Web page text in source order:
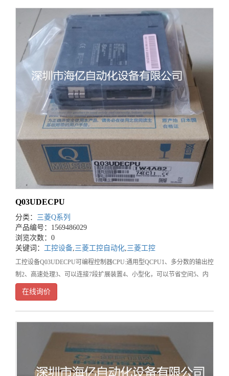
Q03UDECPU
分类： 三菱Q系列
产品编号：1569486029
浏览次数：0
关键词： 工控设备,三菱工控自动化,三菱工控
工控设备Q03UDECPU可编程控制器CPU:通用型QCPU1、多分数的输出控
制2、高速处理3、可以连接7段扩展装置4、小型化，可以节省空间5、内
存扩展功能6、外部输入输出的强制ON/OFF7、标准ROM上的自动写入
8、可以
在线询价